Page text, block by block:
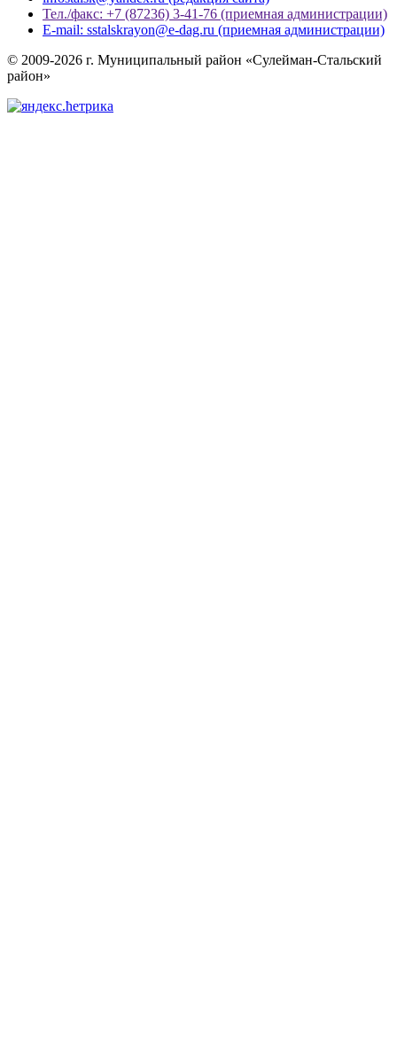
Тел./факс: +7 (87236) 3-41-76 (приемная администрации)
E-mail: sstalskrayon@e-dag.ru (приемная администрации)
© 2009-2026 г. Муниципальный район «Сулейман-Стальский
район»